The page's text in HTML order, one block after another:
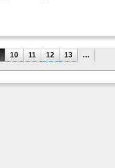
10 11 12 13 …